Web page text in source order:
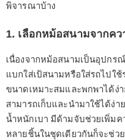
พิจารณาบ้าง
1. เลือกหม้อสนามจากค
เนื่องจากหม้อสนามเป็นอุปกร
แบกใส่เป้สนามหรือใส่รถไปใ
ขนาดเหมาะสมและพกพาได้ง่
สามารถเก็บและนำมาใช้ได้ง่
น้ำหนักเบา มีด้ามจับช่วยเพิ่มค
หลายชิ้นในชุดเดียวกันก็จะช่ว